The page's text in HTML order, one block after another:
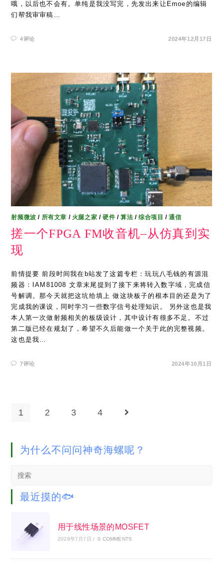
哦，以后也不会有。单纯是我没写完，先发出来让Emoe的编辑
们帮我审审稿…
4评论 2024年12月17日
射频微波 / 所有文章 / 火腿之家 /硬件 /算法 /综合项目 /通信
搓一个FPGA FM收音机–从仿真到实
现
前情提要 前段时间我在b站发了这篇专栏：玩玩八毛钱的有源混
频器：IAM81008 文章末尾提到了接下来将转入数字域，完成信
号解调。那今天就把这坑给填上 做这块板子的根本目的还是为了
完成我的课设，同时学习一些数字信号处理知识。 另外这也是我
本人第一次做射频相关的板级设计，其中设计有很多不足。不过
第二版已经在规划了，希望不久后能做一个关于此的完整视频。
这也是我…
7评论 2024年10月1日
1 2 3 4 Go to the next page
为什么不问问神奇海螺呢？
Search
website
最近摸的🐟
用于线性场景的MOSFET
2026年7月7日 / 0 COMMENTS